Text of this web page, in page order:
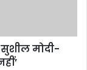
सुशील मोदी-